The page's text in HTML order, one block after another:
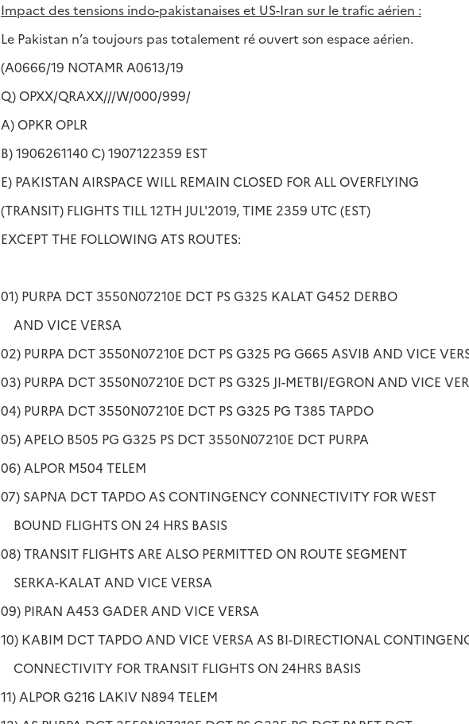
Impact des tensions indo-pakistanaises et US-Iran sur le trafic aérien :
Le Pakistan n’a toujours pas totalement ré ouvert son espace aérien.
(A0666/19 NOTAMR A0613/19
Q) OPXX/QRAXX///W/000/999/
A) OPKR OPLR
B) 1906261140 C) 1907122359 EST
E) PAKISTAN AIRSPACE WILL REMAIN CLOSED FOR ALL OVERFLYING
(TRANSIT) FLIGHTS TILL 12TH JUL'2019, TIME 2359 UTC (EST)
EXCEPT THE FOLLOWING ATS ROUTES:
01) PURPA DCT 3550N07210E DCT PS G325 KALAT G452 DERBO
AND VICE VERSA
02) PURPA DCT 3550N07210E DCT PS G325 PG G665 ASVIB AND VICE
03) PURPA DCT 3550N07210E DCT PS G325 JI-METBI/EGRON AND VICE
04) PURPA DCT 3550N07210E DCT PS G325 PG T385 TAPDO
05) APELO B505 PG G325 PS DCT 3550N07210E DCT PURPA
06) ALPOR M504 TELEM
07) SAPNA DCT TAPDO AS CONTINGENCY CONNECTIVITY FOR WEST
BOUND FLIGHTS ON 24 HRS BASIS
08) TRANSIT FLIGHTS ARE ALSO PERMITTED ON ROUTE SEGMENT
SERKA-KALAT AND VICE VERSA
09) PIRAN A453 GADER AND VICE VERSA
10) KABIM DCT TAPDO AND VICE VERSA AS BI-DIRECTIONAL
CONNECTIVITY FOR TRANSIT FLIGHTS ON 24HRS BASIS
11) ALPOR G216 LAKIV N894 TELEM